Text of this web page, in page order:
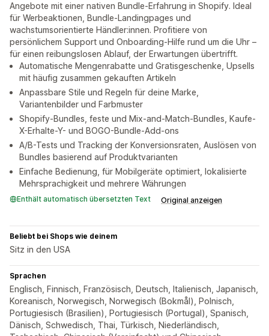
Angebote mit einer nativen Bundle-Erfahrung in Shopify. Ideal
für Werbeaktionen, Bundle-Landingpages und
wachstumsorientierte Händler:innen. Profitiere von
persönlichem Support und Onboarding-Hilfe rund um die Uhr –
für einen reibungslosen Ablauf, der Erwartungen übertrifft.
Automatische Mengenrabatte und Gratisgeschenke, Upsells
mit häufig zusammen gekauften Artikeln
Anpassbare Stile und Regeln für deine Marke,
Variantenbilder und Farbmuster
Shopify-Bundles, feste und Mix-and-Match-Bundles, Kaufe-
X-Erhalte-Y- und BOGO-Bundle-Add-ons
A/B-Tests und Tracking der Konversionsraten, Auslösen von
Bundles basierend auf Produktvarianten
Einfache Bedienung, für Mobilgeräte optimiert, lokalisierte
Mehrsprachigkeit und mehrere Währungen
Enthält automatisch übersetzten Text Original anzeigen
Beliebt bei Shops wie deinem
Sitz in den USA
Sprachen
Englisch, Finnisch, Französisch, Deutsch, Italienisch, Japanisch,
Koreanisch, Norwegisch, Norwegisch (Bokmål), Polnisch,
Portugiesisch (Brasilien), Portugiesisch (Portugal), Spanisch,
Dänisch, Schwedisch, Thai, Türkisch, Niederländisch,